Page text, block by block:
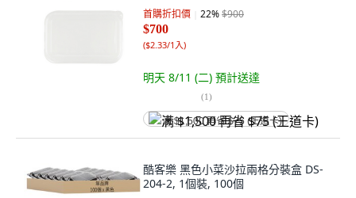
首購折扣價 22%$900
$700
($2.33/1入)
明天 8/11 (二) 預計送達
(1)
满 $1,500 再省 $75 (王道卡)
酷客樂 黑色小菜沙拉兩格分裝盒 DS-
204-2, 1個裝, 100個